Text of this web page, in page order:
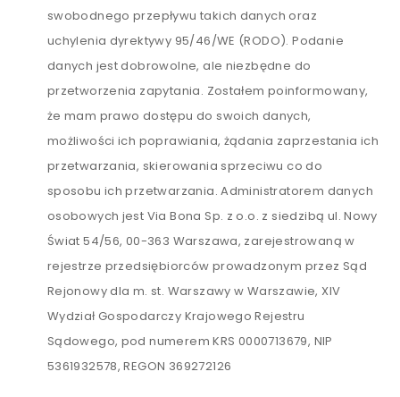
swobodnego przepływu takich danych oraz
uchylenia dyrektywy 95/46/WE (RODO). Podanie
danych jest dobrowolne, ale niezbędne do
przetworzenia zapytania. Zostałem poinformowany,
że mam prawo dostępu do swoich danych,
możliwości ich poprawiania, żądania zaprzestania ich
przetwarzania, skierowania sprzeciwu co do
sposobu ich przetwarzania. Administratorem danych
osobowych jest Via Bona Sp. z o.o. z siedzibą ul. Nowy
Świat 54/56, 00-363 Warszawa, zarejestrowaną w
rejestrze przedsiębiorców prowadzonym przez Sąd
Rejonowy dla m. st. Warszawy w Warszawie, XIV
Wydział Gospodarczy Krajowego Rejestru
Sądowego, pod numerem KRS 0000713679, NIP
5361932578, REGON 369272126